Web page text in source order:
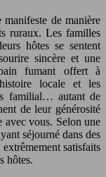
manifeste de manière
ruraux. Les familles
hôtes se sentent
sincère et une
fumant offert à
locale et les
familial… autant de
de leur générosité
avec vous. Selon une
séjourné dans des
satisfaits
hôtes.